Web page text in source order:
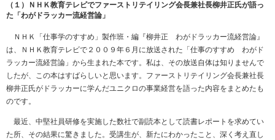
（１）ＮＨＫ教育テレビでファーストリテイリング会長兼社長柳井正氏が語っ
た「わがドラッカー流経営論」
ＮＨＫ「仕事学のすすめ」製作班・編『柳井正 わがドラッカー流経営論』
は、ＮＨＫ教育テレビで２００９年６月に放送された「仕事のすすめ わがド
ラッカー流経営論」から生まれた本です。私は、その放送自体は知りませんで
したが、この本はすばらしいと思います。ファーストリテイリング会長兼社長
柳井正氏がドラッカーに学んだユニクロの事業経営を語った内容をまとめたも
のです。
最近、中堅社員研修を実施した数社で副読本として読書レポートを求めてい
た所、その結果に驚きました。受講生が、新たにわかったこと、深く考え直し